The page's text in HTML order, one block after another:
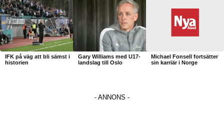
IFK på väg att bli sämst i
historien
Gary Williams med U17-
landslag till Oslo
Michael Fonsell fortsätter
sin karriär i Norge